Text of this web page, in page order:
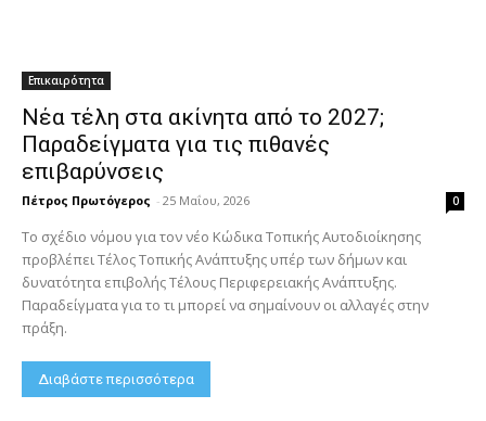
Επικαιρότητα
Νέα τέλη στα ακίνητα από το 2027;
Παραδείγματα για τις πιθανές
επιβαρύνσεις
Πέτρος Πρωτόγερος - 25 Μαΐου, 2026 0
Το σχέδιο νόμου για τον νέο Κώδικα Τοπικής Αυτοδιοίκησης
προβλέπει Τέλος Τοπικής Ανάπτυξης υπέρ των δήμων και
δυνατότητα επιβολής Τέλους Περιφερειακής Ανάπτυξης.
Παραδείγματα για το τι μπορεί να σημαίνουν οι αλλαγές στην
πράξη.
Διαβάστε περισσότερα